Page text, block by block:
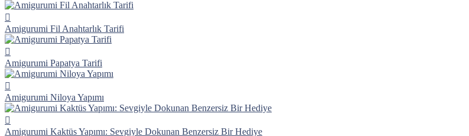
Amigurumi Fil Anahtarlık Tarifi
Amigurumi Papatya Tarifi
Amigurumi Niloya Yapımı
Amigurumi Kaktüs Yapımı: Sevgiyle Dokunan Benzersiz Bir Hediye